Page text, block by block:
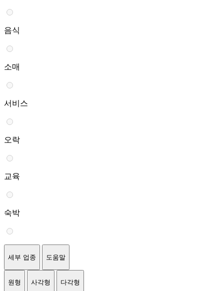
음식
소매
서비스
오락
교육
숙박
세부 업종 도움말
원형 사각형 다각형